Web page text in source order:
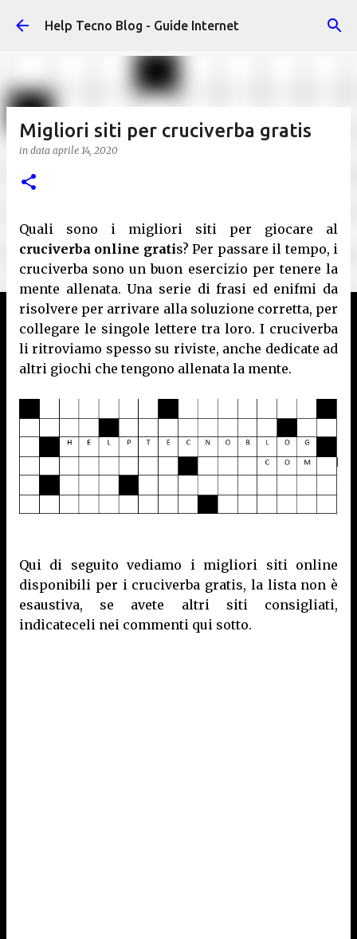
Passa ai contenuti principali
Help Tecno Blog - Guide Internet
Migliori siti per cruciverba gratis
in data aprile 14, 2020
Quali sono i migliori siti per giocare al
cruciverba online gratis? Per passare il tempo, i
cruciverba sono un buon esercizio per tenere la
mente allenata. Una serie di frasi ed enifmi da
risolvere per arrivare alla soluzione corretta, per
collegare le singole lettere tra loro. I cruciverba
li ritroviamo spesso su riviste, anche dedicate ad
altri giochi che tengono allenata la mente.
Qui di seguito vediamo i migliori siti online
disponibili per i cruciverba gratis, la lista non è
esaustiva, se avete altri siti consigliati,
indicateceli nei commenti qui sotto.